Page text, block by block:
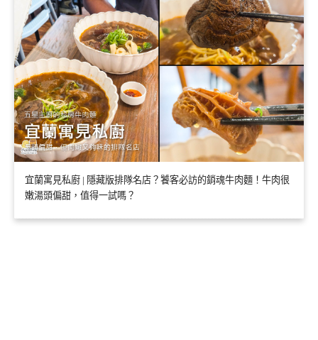
宜蘭寓見私廚 | 隱藏版排隊名店？饕客必訪的銷魂牛肉麵！牛肉很
嫩湯頭偏甜，值得一試嗎？